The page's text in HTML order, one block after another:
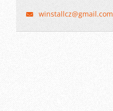
winstallcz@gmail.com